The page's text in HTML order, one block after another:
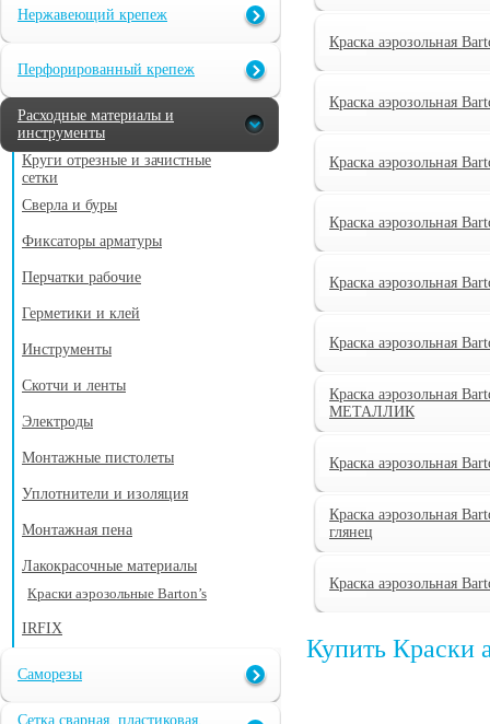
Нержавеющий крепеж
Перфорированный крепеж
Расходные материалы и
инструменты
Круги отрезные и зачистные
сетки
Сверла и буры
Фиксаторы арматуры
Перчатки рабочие
Герметики и клей
Инструменты
Скотчи и ленты
Электроды
Монтажные пистолеты
Уплотнители и изоляция
Монтажная пена
Лакокрасочные материалы
Краски аэрозольные Barton’s
IRFIX
Саморезы
Сетка сварная, пластиковая,
Краска аэрозольная
Краска аэрозольная
Краска аэрозольная
Краска аэрозольная
Краска аэрозольная
Краска аэрозольная
Краска аэрозольная
МЕТАЛЛИК
Краска аэрозольная
Краска аэрозольная
глянец
Краска аэрозольная
Купить Краски